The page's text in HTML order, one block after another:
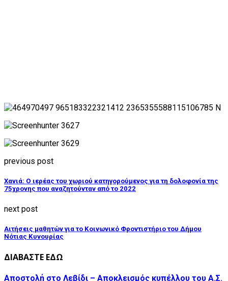
previous post
Χανιά: Ο ιερέας του χωριού κατηγορούμενος για τη δολοφονία της
75χρονης που αναζητούνταν από το 2022
next post
Αιτήσεις μαθητών για το Κοινωνικό Φροντιστήριο του Δήμου
Νότιας Κυνουρίας
ΔΙΑΒΑΣΤΕ ΕΔΩ
Αποστολή στο Λεβίδι – Αποκλεισμός κυπέλλου του Α.Σ.